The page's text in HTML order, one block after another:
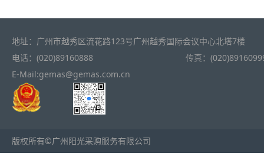
地址：广州市越秀区流花路123号广州越秀国际会议中心北塔7楼
电话：(020)89160888
传真：
E-Mail:gemas@gemas.com.cn
版权所有©广州阳光采购服务有限公司